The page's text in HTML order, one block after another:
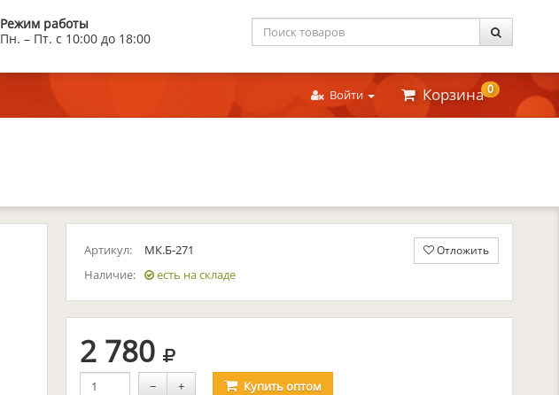
Режим работы
Пн. – Пт. c 10:00 до 18:00
Войти Корзина0
Артикул:
МК.Б-271
Наличие:
есть на складе
Отложить
2 780 руб.
− + Купитьоптом